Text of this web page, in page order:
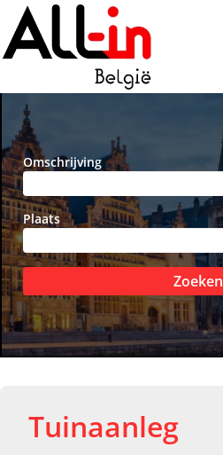
Omschrijving
Plaats
Zoeken
Tuinaanleg